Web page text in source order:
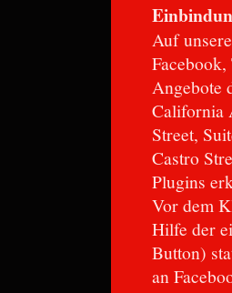
Auf
Angebote
California
Street,
Castro
Plugins
Vor dem
Hilfe der
Button)
an